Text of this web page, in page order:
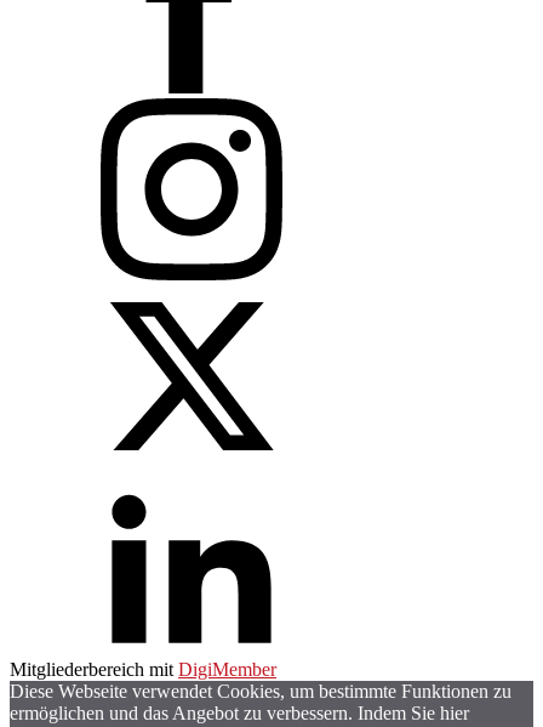
Mitgliederbereich mit DigiMember
Diese Webseite verwendet Cookies, um bestimmte Funktionen zu
ermöglichen und das Angebot zu verbessern. Indem Sie hier